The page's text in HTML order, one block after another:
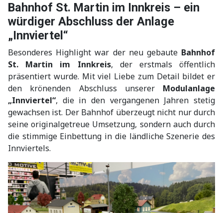
Bahnhof St. Martin im Innkreis – ein
würdiger Abschluss der Anlage
„Innviertel“
Besonderes Highlight war der neu gebaute Bahnhof
St. Martin im Innkreis, der erstmals öffentlich
präsentiert wurde. Mit viel Liebe zum Detail bildet er
den krönenden Abschluss unserer Modulanlage
„Innviertel“, die in den vergangenen Jahren stetig
gewachsen ist. Der Bahnhof überzeugt nicht nur durch
seine originalgetreue Umsetzung, sondern auch durch
die stimmige Einbettung in die ländliche Szenerie des
Innviertels.